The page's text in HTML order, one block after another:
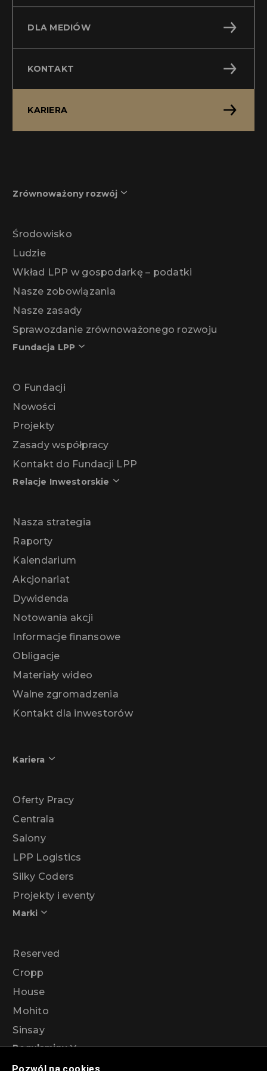
DLA MEDIÓW
KONTAKT
KARIERA
Zrównoważony rozwój
Środowisko
Ludzie
Wkład LPP w gospodarkę – podatki
Nasze zobowiązania
Nasze zasady
Sprawozdanie zrównoważonego rozwoju
Fundacja LPP
O Fundacji
Nowości
Projekty
Zasady współpracy
Kontakt do Fundacji LPP
Relacje Inwestorskie
Nasza strategia
Raporty
Kalendarium
Akcjonariat
Dywidenda
Notowania akcji
Informacje finansowe
Obligacje
Materiały wideo
Walne zgromadzenia
Kontakt dla inwestorów
Kariera
Oferty Pracy
Centrala
Salony
LPP Logistics
Silky Coders
Projekty i eventy
Marki
Reserved
Cropp
House
Mohito
Sinsay
Regulaminy